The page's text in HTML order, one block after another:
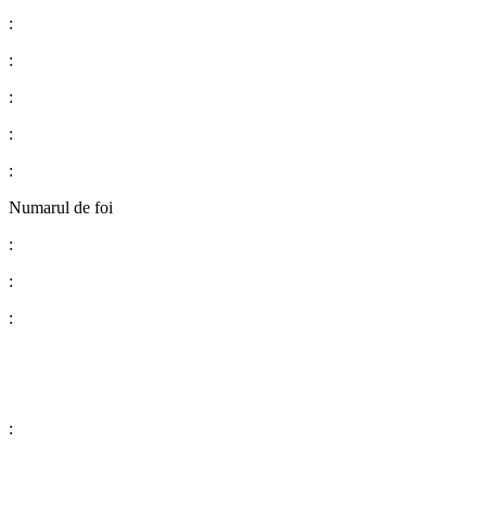
:
:
:
:
:
Numarul de foi
:
:
:
: